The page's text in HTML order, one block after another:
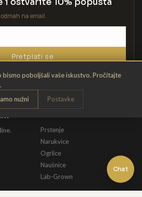
Chat
bismo poboljšali vaše iskustvo. Pročitajte
.
nužni Postavke
na email.
Pretplati se
Prstenje
Narukvice
Ogrlice
Naušnice
Lab-Grown